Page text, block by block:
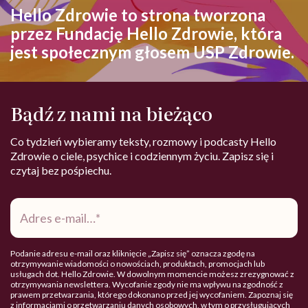
Hello Zdrowie to strona tworzona
przez Fundację Hello Zdrowie, która
jest społecznym głosem USP Zdrowie.
Bądź z nami na bieżąco
Co tydzień wybieramy teksty, rozmowy i podcasty Hello
Zdrowie o ciele, psychice i codziennym życiu. Zapisz się i
czytaj bez pośpiechu.
Adres
mail*
Podanie adresu e-mail oraz kliknięcie „Zapisz się” oznacza zgodę na
otrzymywanie wiadomości o nowościach, produktach, promocjach lub
usługach dot. Hello Zdrowie. W dowolnym momencie możesz zrezygnować z
otrzymywania newslettera. Wycofanie zgody nie ma wpływu na zgodność z
prawem przetwarzania, którego dokonano przed jej wycofaniem. Zapoznaj się
z informacjami o przetwarzaniu danych osobowych, w tym o przysługujących